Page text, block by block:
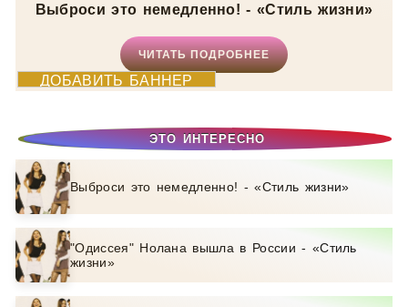
Выброси это немедленно! - «Стиль жизни»
ЧИТАТЬ ПОДРОБНЕЕ
ДОБАВИТЬ БАННЕР
ЭТО ИНТЕРЕСНО
Выброси это немедленно! - «Стиль жизни»
"Одиссея" Нолана вышла в России - «Стиль
жизни»